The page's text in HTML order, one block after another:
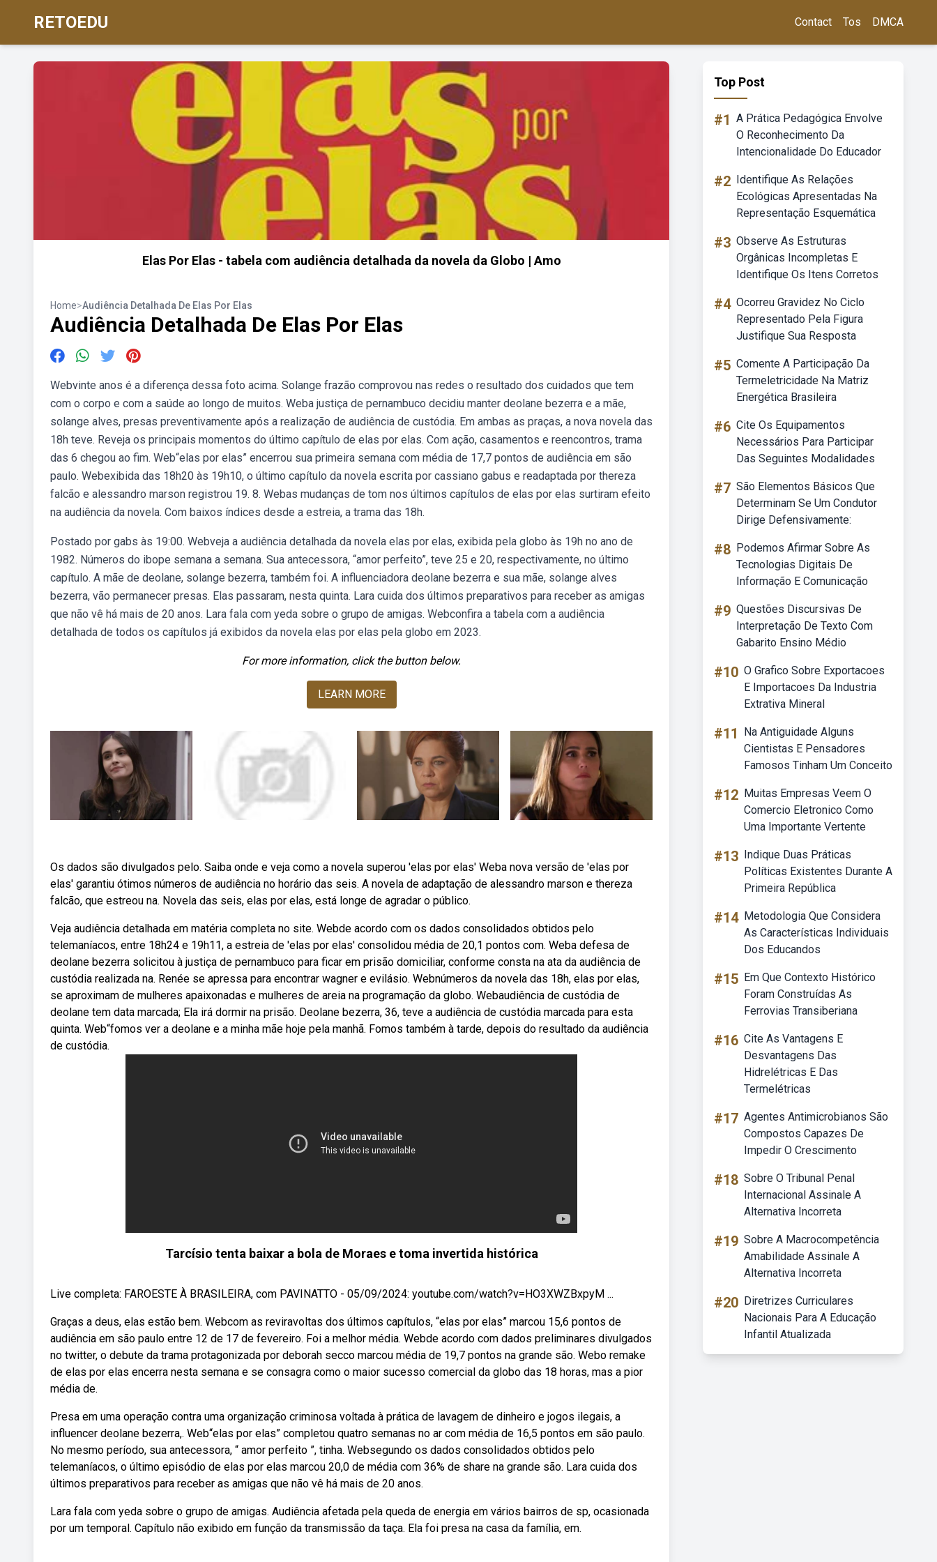
RETOEDU Contact Tos DMCA
Elas Por Elas - tabela com audiência detalhada da novela da Globo | Amo
Home>Audiência Detalhada De Elas Por Elas
Audiência Detalhada De Elas Por Elas
Webvinte anos é a diferença dessa foto acima. Solange frazão comprovou nas redes o resultado dos cuidados que tem
com o corpo e com a saúde ao longo de muitos. Weba justiça de pernambuco decidiu manter deolane bezerra e a mãe,
solange alves, presas preventivamente após a realização de audiência de custódia. Em ambas as praças, a nova novela das
18h teve. Reveja os principais momentos do último capítulo de elas por elas. Com ação, casamentos e reencontros, trama
das 6 chegou ao fim. Web“elas por elas” encerrou sua primeira semana com média de 17,7 pontos de audiência em são
paulo. Webexibida das 18h20 às 19h10, o último capítulo da novela escrita por cassiano gabus e readaptada por thereza
falcão e alessandro marson registrou 19. 8. Webas mudanças de tom nos últimos capítulos de elas por elas surtiram efeito
na audiência da novela. Com baixos índices desde a estreia, a trama das 18h.
Postado por gabs às 19:00. Webveja a audiência detalhada da novela elas por elas, exibida pela globo às 19h no ano de
1982. Números do ibope semana a semana. Sua antecessora, “amor perfeito”, teve 25 e 20, respectivamente, no último
capítulo. A mãe de deolane, solange bezerra, também foi. A influenciadora deolane bezerra e sua mãe, solange alves
bezerra, vão permanecer presas. Elas passaram, nesta quinta. Lara cuida dos últimos preparativos para receber as amigas
que não vê há mais de 20 anos. Lara fala com yeda sobre o grupo de amigas. Webconfira a tabela com a audiência
detalhada de todos os capítulos já exibidos da novela elas por elas pela globo em 2023.
For more information, click the button below.
LEARN MORE
Os dados são divulgados pelo. Saiba onde e veja como a novela superou 'elas por elas' Weba nova versão de 'elas por
elas' garantiu ótimos números de audiência no horário das seis. A novela de adaptação de alessandro marson e thereza
falcão, que estreou na. Novela das seis, elas por elas, está longe de agradar o público.
Veja audiência detalhada em matéria completa no site. Webde acordo com os dados consolidados obtidos pelo
telemaníacos, entre 18h24 e 19h11, a estreia de 'elas por elas' consolidou média de 20,1 pontos com. Weba defesa de
deolane bezerra solicitou à justiça de pernambuco para ficar em prisão domiciliar, conforme consta na ata da audiência de
custódia realizada na. Renée se apressa para encontrar wagner e evilásio. Webnúmeros da novela das 18h, elas por elas,
se aproximam de mulheres apaixonadas e mulheres de areia na programação da globo. Webaudiência de custódia de
deolane tem data marcada; Ela irá dormir na prisão. Deolane bezerra, 36, teve a audiência de custódia marcada para esta
quinta. Web“fomos ver a deolane e a minha mãe hoje pela manhã. Fomos também à tarde, depois do resultado da audiência
de custódia.
Tarcísio tenta baixar a bola de Moraes e toma invertida histórica
Live completa: FAROESTE À BRASILEIRA, com PAVINATTO - 05/09/2024: youtube.com/watch?v=HO3XWZBxpyM ...
Graças a deus, elas estão bem. Webcom as reviravoltas dos últimos capítulos, “elas por elas” marcou 15,6 pontos de
audiência em são paulo entre 12 de 17 de fevereiro. Foi a melhor média. Webde acordo com dados preliminares divulgados
no twitter, o debute da trama protagonizada por deborah secco marcou média de 19,7 pontos na grande são. Webo remake
de elas por elas encerra nesta semana e se consagra como o maior sucesso comercial da globo das 18 horas, mas a pior
média de.
Presa em uma operação contra uma organização criminosa voltada à prática de lavagem de dinheiro e jogos ilegais, a
influencer deolane bezerra,. Web“elas por elas” completou quatro semanas no ar com média de 16,5 pontos em são paulo.
No mesmo período, sua antecessora, “ amor perfeito ”, tinha. Websegundo os dados consolidados obtidos pelo
telemaníacos, o último episódio de elas por elas marcou 20,0 de média com 36% de share na grande são. Lara cuida dos
últimos preparativos para receber as amigas que não vê há mais de 20 anos.
Lara fala com yeda sobre o grupo de amigas. Audiência afetada pela queda de energia em vários bairros de sp, ocasionada
por um temporal. Capítulo não exibido em função da transmissão da taça. Ela foi presa na casa da família, em.
Top Post
#1 A Prática Pedagógica Envolve
O Reconhecimento Da
Intencionalidade Do Educador
#2 Identifique As Relações
Ecológicas Apresentadas Na
Representação Esquemática
#3 Observe As Estruturas
Orgânicas Incompletas E
Identifique Os Itens Corretos
#4 Ocorreu Gravidez No Ciclo
Representado Pela Figura
Justifique Sua Resposta
#5 Comente A Participação Da
Termeletricidade Na Matriz
Energética Brasileira
#6 Cite Os Equipamentos
Necessários Para Participar
Das Seguintes Modalidades
#7 São Elementos Básicos Que
Determinam Se Um Condutor
Dirige Defensivamente:
#8 Podemos Afirmar Sobre As
Tecnologias Digitais De
Informação E Comunicação
#9 Questões Discursivas De
Interpretação De Texto Com
Gabarito Ensino Médio
#10 O Grafico Sobre Exportacoes
E Importacoes Da Industria
Extrativa Mineral
#11
Na Antiguidade Alguns
Cientistas E Pensadores
Famosos Tinham Um Conceito
#12 Muitas Empresas Veem O
Comercio Eletronico Como
Uma Importante Vertente
#13 Indique Duas Práticas
Políticas Existentes Durante A
Primeira República
#14 Metodologia Que Considera
As Características Individuais
Dos Educandos
#15 Em Que Contexto Histórico
Foram Construídas As
Ferrovias Transiberiana
#16 Cite As Vantagens E
Desvantagens Das
Hidrelétricas E Das
Termelétricas
#17 Agentes Antimicrobianos São
Compostos Capazes De
Impedir O Crescimento
#18 Sobre O Tribunal Penal
Internacional Assinale A
Alternativa Incorreta
#19 Sobre A Macrocompetência
Amabilidade Assinale A
Alternativa Incorreta
#20 Diretrizes Curriculares
Nacionais Para A Educação
Infantil Atualizada